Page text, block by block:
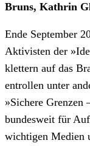
Bruns, Kathrin
Ende September
Aktivisten der
klettern auf das
entrollen unter
»Sichere
bundesweit für
wichtigen Medien